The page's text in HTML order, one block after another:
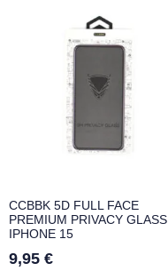
CCBBK 5D FULL FACE
PREMIUM PRIVACY GLASS
IPHONE 15
9,95 €